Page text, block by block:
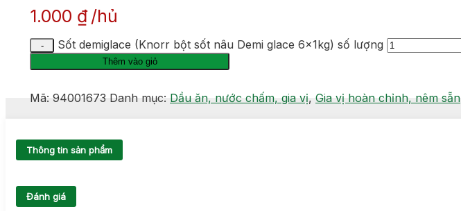
1.000 ₫ hủ
Sốt demiglace (Knorr bột sốt nâu Demi glace 6x1kg) số lượng
Thêm vào giỏ
Mã: 94001673 Danh mục: Dầu ăn, nước chấm, gia vị, Gia vị hoàn chỉnh, nêm sẵn
Đánh giá
Thông tin sản phẩm